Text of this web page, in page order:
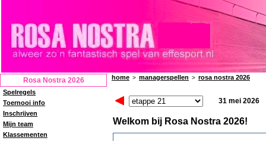
Rosa Nostra 2026
Spelregels
Toernooi info
Inschrijven
Mijn team
Klassementen
home > managerspellen > rosa nostra 2026
31 mei 2026
Welkom bij Rosa Nostra 2026!